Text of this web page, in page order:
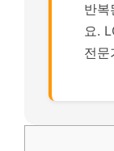
반복
요.
전문